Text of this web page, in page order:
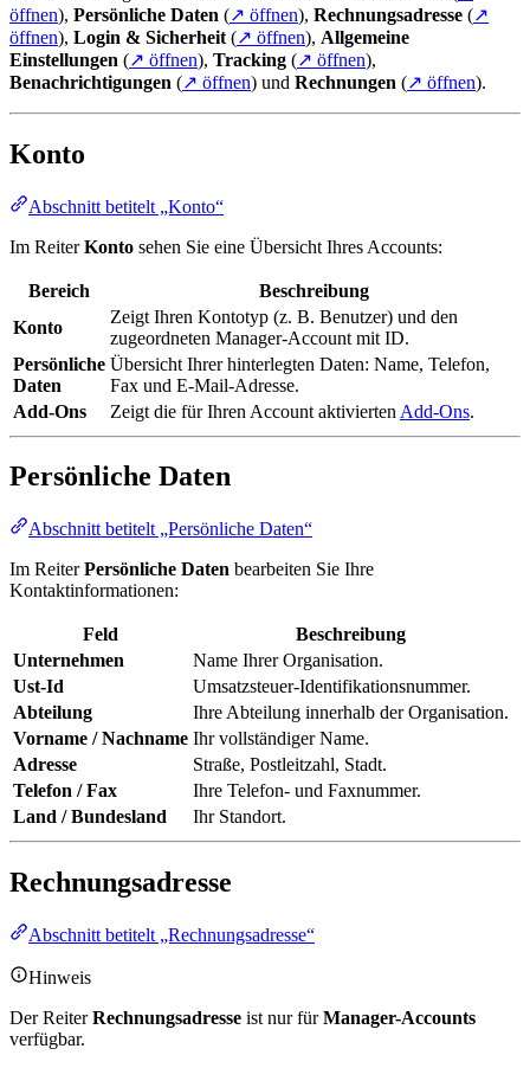
öffnen), Persönliche Daten (↗ öffnen), Rechnungsadresse (↗
öffnen), Login & Sicherheit (↗ öffnen), Allgemeine
Einstellungen (↗ öffnen), Tracking (↗ öffnen),
Benachrichtigungen (↗ öffnen) und Rechnungen (↗ öffnen).
Konto
Abschnitt betitelt „Konto“
Im ReiterKonto sehen Sie eine Übersicht Ihres Accounts:
Bereich
Beschreibung
Konto
Zeigt Ihren Kontotyp (z. B. Benutzer) und den
zugeordneten Manager-Account mit ID.
Persönliche
Daten
Übersicht Ihrer hinterlegten Daten: Name, Telefon,
Fax und E-Mail-Adresse.
Add-Ons
Zeigt die für Ihren Account aktivierten Add-Ons.
Persönliche Daten
Abschnitt betitelt „Persönliche Daten“
Im ReiterPersönliche Daten bearbeiten Sie Ihre
Kontaktinformationen:
Feld
Beschreibung
Unternehmen
Name Ihrer Organisation.
Ust-Id
Umsatzsteuer-Identifikationsnummer.
Abteilung
Ihre Abteilung innerhalb der Organisation.
Vorname / Nachname Ihr vollständiger Name.
Adresse
Straße, Postleitzahl, Stadt.
Telefon / Fax
Ihre Telefon- und Faxnummer.
Land / Bundesland
Ihr Standort.
Rechnungsadresse
Abschnitt betitelt „Rechnungsadresse“
Hinweis
Der ReiterRechnungsadresse ist nur fürManager-Accounts
verfügbar.